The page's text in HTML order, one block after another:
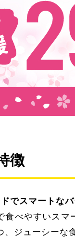
徴
ドでスマートな
べやすいスマ
、ジューシーな